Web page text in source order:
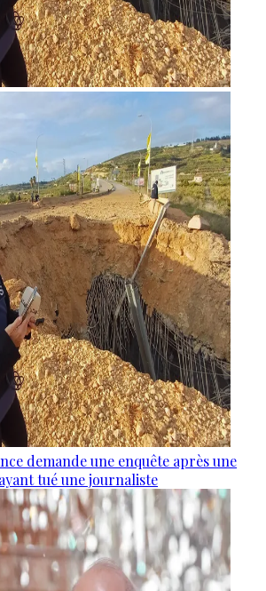
demande une enquête après une
tué une journaliste